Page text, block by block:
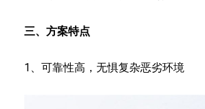
三、方案特点
1、可靠性高，无惧复杂恶劣环境